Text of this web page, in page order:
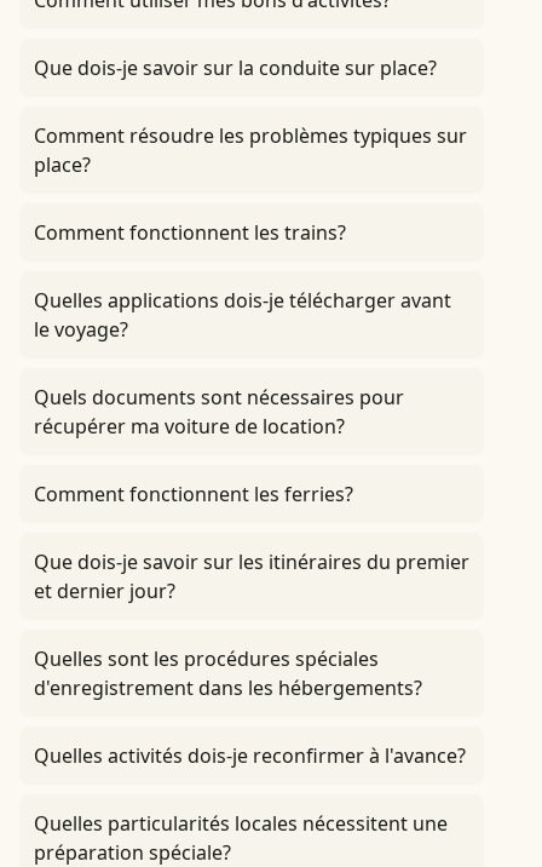
Que dois-je savoir sur la conduite sur place?
Comment résoudre les problèmes typiques sur
place?
Comment fonctionnent les trains?
Quelles applications dois-je télécharger avant
le voyage?
Quels documents sont nécessaires pour
récupérer ma voiture de location?
Comment fonctionnent les ferries?
Que dois-je savoir sur les itinéraires du premier
et dernier jour?
Quelles sont les procédures spéciales
d'enregistrement dans les hébergements?
Quelles activités dois-je reconfirmer à l'avance?
Quelles particularités locales nécessitent une
préparation spéciale?